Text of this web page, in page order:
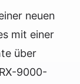
neuen
mit einer
über
9000-